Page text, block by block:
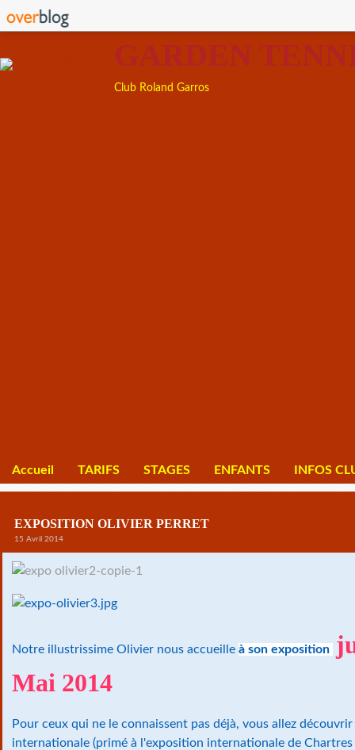
GARDEN
Club Roland Garros
Accueil TARIFS STAGES ENFANTS INFOS
EXPOSITION OLIVIER PERRET
15 Avril 2014
Notre illustrissime Olivier nous accueille à son exposition
Mai 2014
Pour ceux qui ne le connaissent pas déjà, vous allez
internationale (primé à l'exposition internationale de